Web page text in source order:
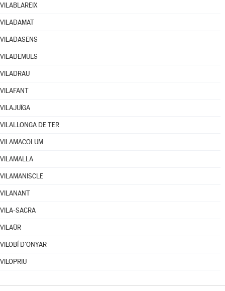
VILABLAREIX
VILADAMAT
VILADASENS
VILADEMULS
VILADRAU
VILAFANT
VILAJUÏGA
VILALLONGA DE TER
VILAMACOLUM
VILAMALLA
VILAMANISCLE
VILANANT
VILA-SACRA
VILAÜR
VILOBÍ D'ONYAR
VILOPRIU